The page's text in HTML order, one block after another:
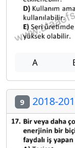
A
9 2018-